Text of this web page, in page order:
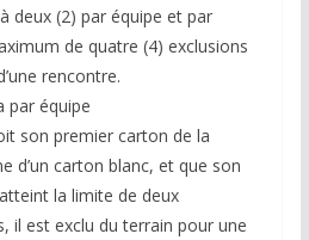
deux (2) par équipe et par
de quatre (4) exclusions
rencontre.
par équipe
son premier carton de la
d’un carton blanc, et que son
la limite de deux
il est exclu du terrain pour une